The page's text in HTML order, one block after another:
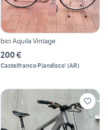
bici Aquila Vintage
200 €
Castelfranco Piandisco' (AR)